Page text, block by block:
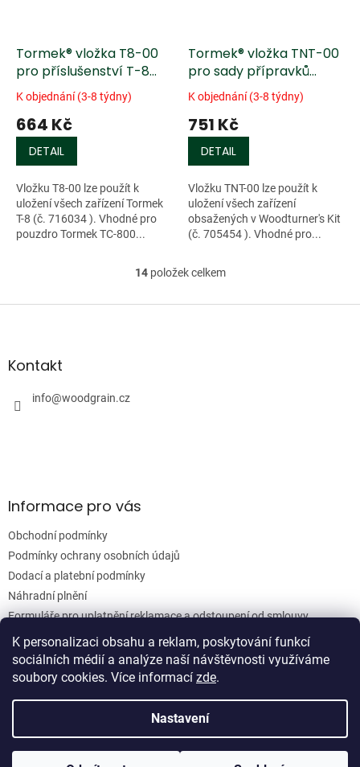
K personalizaci obsahu a reklam, poskytování funkcí
sociálních médií a analýze naší návštěvnosti využíváme
soubory cookies. Více informací zde.
Nastavení
Tormek® vložka T8-00
pro příslušenství T-8
T8-00
K objednání (3-8 týdny)
664 Kč
DETAIL
Vložku T8-00 lze použít k
uložení všech zařízení Tormek
T-8 (č. 716034 ). Vhodné pro
pouzdro Tormek TC-800...
Tormek® vložka TNT-00
pro sady přípravků
TNT-808
K objednání (3-8 týdny)
751 Kč
DETAIL
Vložku TNT-00 lze použít k
uložení všech zařízení
obsažených v Woodturner's Kit
(č. 705454 ). Vhodné pro...
O
l
u
14položek celkem
Z
aKontakt
info@woodgrain.cz
Informace pro vás
Obchodní podmínky
Podmínky ochrany osobních údajů
Dodací a platební podmínky
Náhradní plnění
Formuláře pro uplatnění reklamace a odstoupení od smlouvy
Moje objednávka
Woodgrain s.r.o.